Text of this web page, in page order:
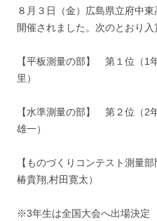
８月３日（金）広島県立府中
開催されました。次のとおり入
【平板測量の部】 第１位（1
里）
【水準測量の部】 第２位（2
雄一）
【ものづくりコンテスト測量
椿貴翔,村田寛太）
※3年生は全国大会へ出場決定